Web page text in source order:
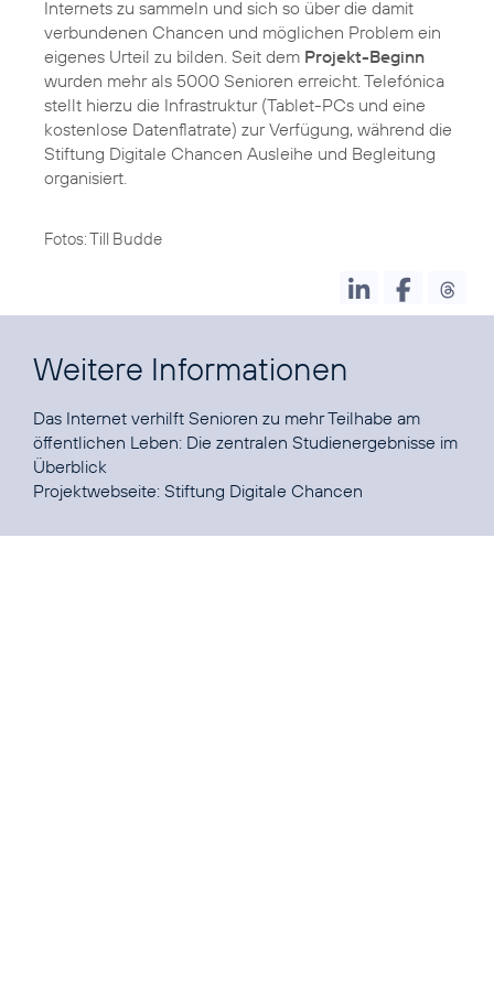
Internets zu sammeln und sich so über die damit
verbundenen Chancen und möglichen Problem ein
eigenes Urteil zu bilden. Seit dem Projekt-Beginn
wurden mehr als 5000 Senioren erreicht. Telefónica
stellt hierzu die Infrastruktur (Tablet-PCs und eine
kostenlose Datenflatrate) zur Verfügung, während die
Stiftung Digitale Chancen Ausleihe und Begleitung
organisiert.
Fotos: Till Budde
Weitere Informationen
Das Internet verhilft Senioren zu mehr Teilhabe am
öffentlichen Leben: Die zentralen Studienergebnisse im
Überblick
Projektwebseite: Stiftung Digitale Chancen